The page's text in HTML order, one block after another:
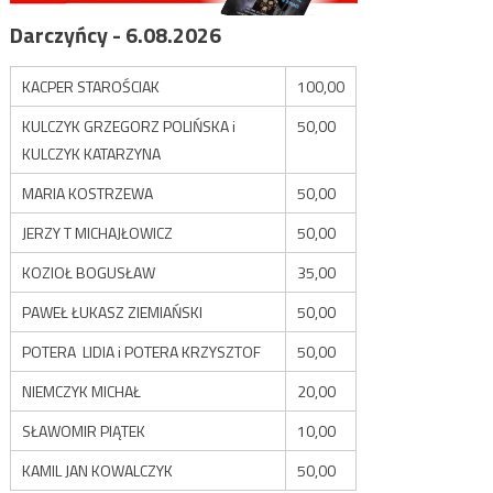
Darczyńcy - 6.08.2026
KACPER STAROŚCIAK
100,00
KULCZYK GRZEGORZ POLIŃSKA i
KULCZYK KATARZYNA
50,00
MARIA KOSTRZEWA
50,00
JERZY T MICHAJŁOWICZ
50,00
KOZIOŁ BOGUSŁAW
35,00
PAWEŁ ŁUKASZ ZIEMIAŃSKI
50,00
POTERA LIDIA i POTERA KRZYSZTOF
50,00
NIEMCZYK MICHAŁ
20,00
SŁAWOMIR PIĄTEK
10,00
KAMIL JAN KOWALCZYK
50,00